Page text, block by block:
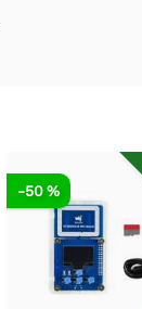
-50 %